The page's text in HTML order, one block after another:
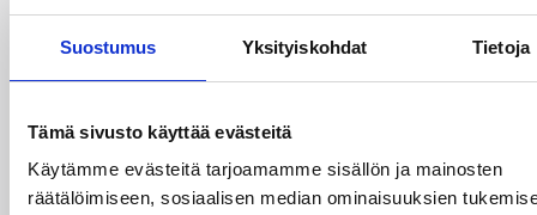
Suostumus Yksityiskohdat Tietoja
Tämä sivusto käyttää evästeitä
Käytämme evästeitä tarjoamamme sisällön ja mainosten
räätälöimiseen, sosiaalisen median ominaisuuksien